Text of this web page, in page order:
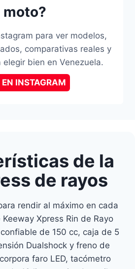
moto?
para ver modelos,
comparativas reales y
elegir bien en Venezuela.
EN INSTAGRAM
de la
de rayos
rendir al máximo en cada
Xpress Rin de Rayo
de 150 cc, caja de 5
Dualshock y freno de
faro LED, tacómetro